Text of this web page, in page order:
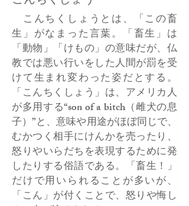
こんちくしょうとは、「この畜
生」がなまった言葉。「畜生」は
「動物」「けもの」の意味だが、仏
教では悪い行いをした人間が罰を受
けて生まれ変わった姿だとする。
「こんちくしょう」は、アメリカ人
が多用する“son of a bitch（雌犬の息
子）”と、意味や用途がほぼ同じで、
むかつく相手にけんかを売ったり、
怒りやいらだちを表現するために発
したりする俗語である。「畜生！」
だけで用いられることが多いが、
「こん」が付くことで、怒りや悔し